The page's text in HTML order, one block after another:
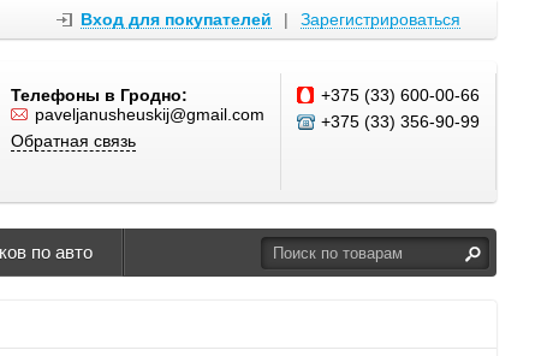
Вход для покупателей | Зарегистрироваться
Телефоны в Гродно:
paveljanusheuskij@gmail.com
Обратная связь
+375 (33) 600-00-66
+375 (33) 356-90-99
по авто